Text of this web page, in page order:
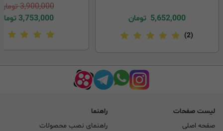
5,652,000 تومان
(2)
3,900,000تومان
3,753,000
لیست صفحات
صفحه اصلی
راهنما
راهنمای نصب محصولات